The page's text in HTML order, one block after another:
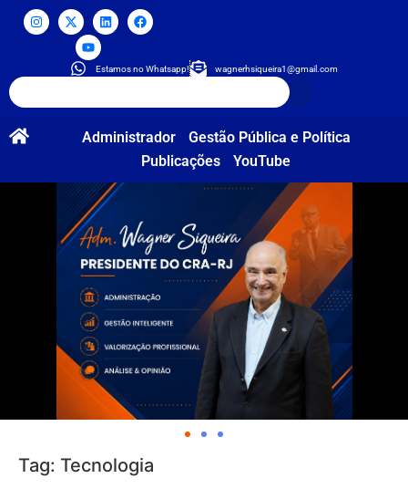
Estamos no Whatsapp! wagnerhsiqueira1@gmail.com
Administrador
Gestão Pública e Política
Publicações
YouTube
Tag: Tecnologia